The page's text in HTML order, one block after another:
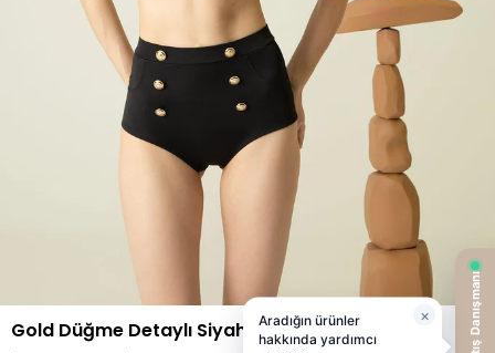
Gold Düğme Detaylı Siyah Bikini Altı